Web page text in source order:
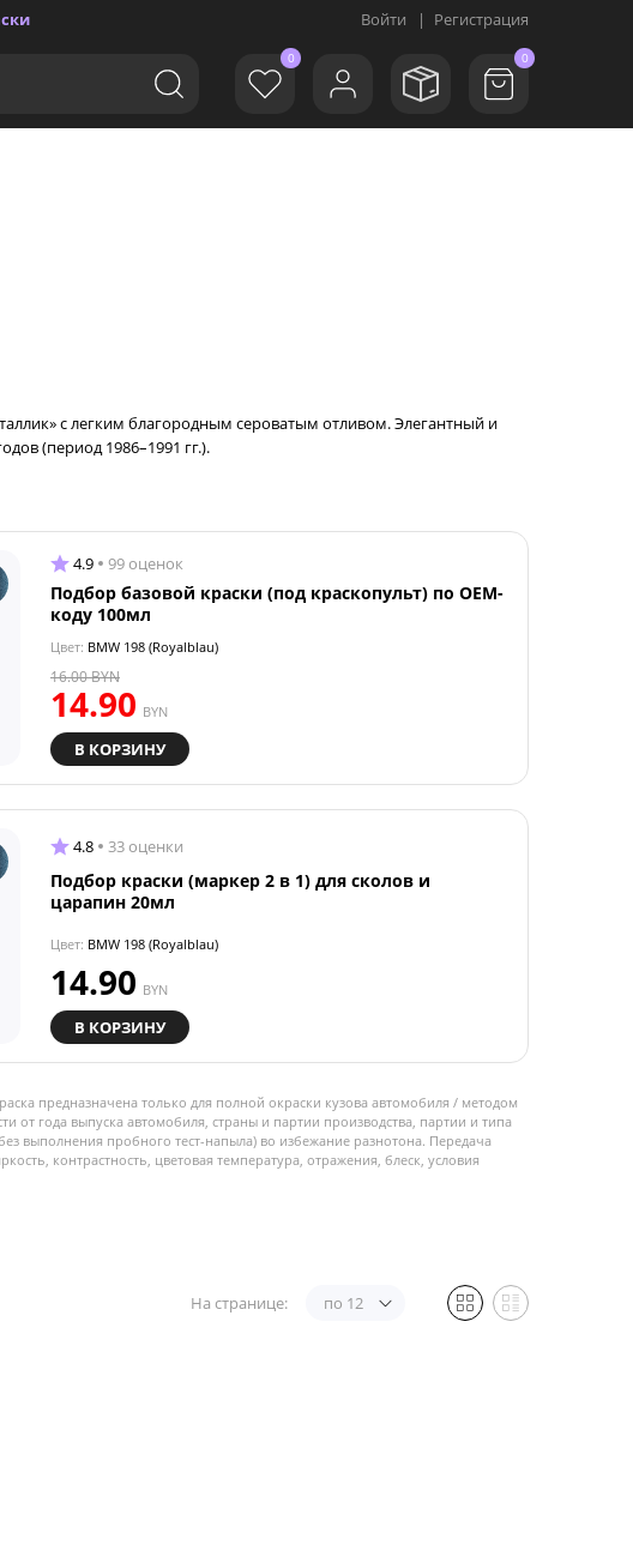
Войти | Регистрация
0 0
с легким благородным сероватым отливом. Элегантный и
(период 1986–1991 гг.).
4.9 99 оценок
Подбор базовой краски (под краскопульт) по OEM-
коду 100мл
Цвет: BMW 198 (Royalblau)
14.90 BYN
16.00BYN
В КОРЗИНУ
4.8 33 оценки
Подбор краски (маркер 2 в 1) для сколов и
царапин 20мл
Цвет: BMW 198 (Royalblau)
14.90 BYN
В КОРЗИНУ
предназначена только для полной окраски кузова автомобиля / методом
от года выпуска автомобиля, страны и партии производства, партии и типа
выполнения пробного тест-напыла) во избежание разнотона. Передача
контрастность, цветовая температура, отражения, блеск, условия
На странице: по 12